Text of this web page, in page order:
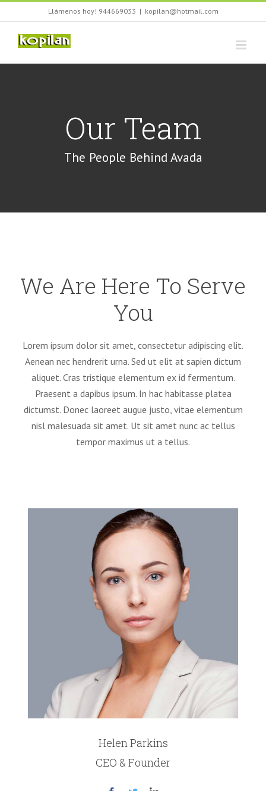
al
contenido
Llámenos hoy! 944669033 | kopilan@hotmail.com
Our Team
The People Behind Avada
We Are Here To Serve
You
Lorem ipsum dolor sit amet, consectetur adipiscing elit.
Aenean nec hendrerit urna. Sed ut elit at sapien dictum
aliquet. Cras tristique elementum ex id fermentum.
Praesent a dapibus ipsum. In hac habitasse platea
dictumst. Donec laoreet augue justo, vitae elementum
nisl malesuada sit amet. Ut sit amet nunc ac tellus
tempor maximus ut a tellus.
Helen Parkins
CEO & Founder